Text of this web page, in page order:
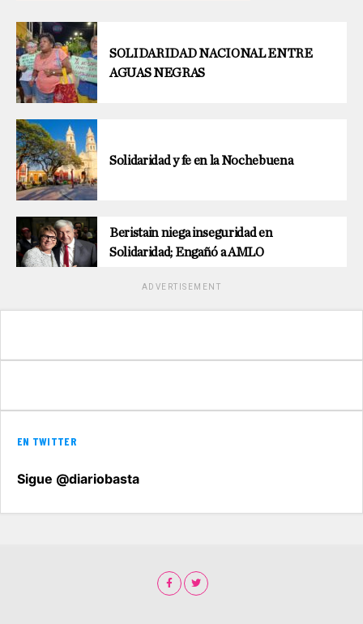
SOLIDARIDAD NACIONAL ENTRE
AGUAS NEGRAS
Solidaridad y fe en la Nochebuena
Beristain niega inseguridad en
Solidaridad; Engañó a AMLO
ADVERTISEMENT
EN TWITTER
Sigue @diariobasta